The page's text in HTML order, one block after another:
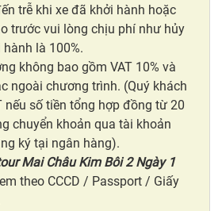
trễ khi xe đã khởi hành hoặc
trước vui lòng chịu phí như hủy
là 100%.
không bao gồm VAT 10% và
ngoài chương trình. (Quý khách
nếu số tiền tổng hợp đồng từ 20
chuyển khoản qua tài khoản
ký tại ngân hàng).
Mai Châu Kim Bôi 2 Ngày 1
theo CCCD / Passport / Giấy